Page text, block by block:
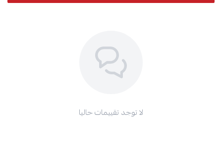
لا توجد تقييمات حاليا